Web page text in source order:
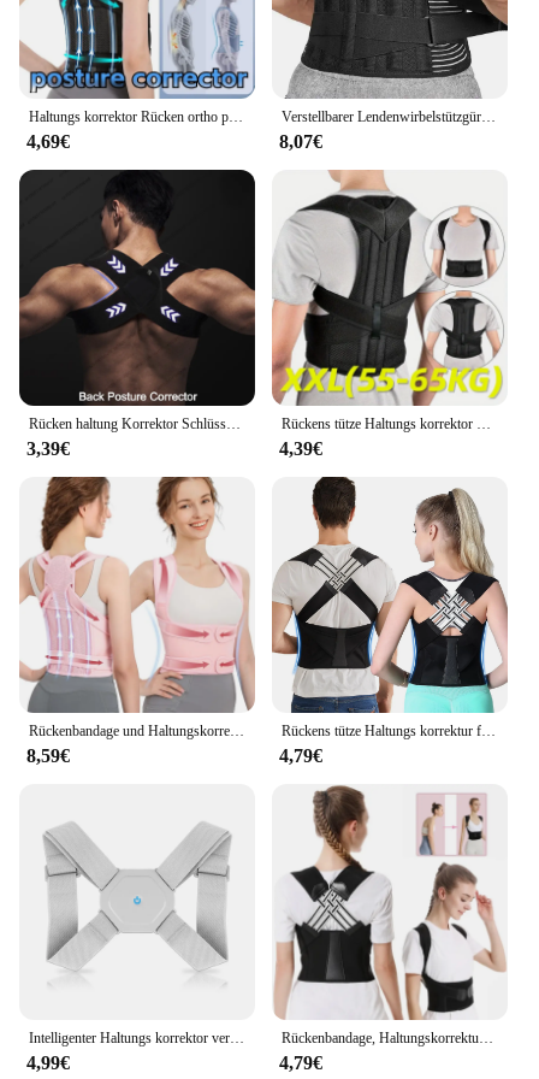
4,69€
Verstellbarer Lendenwirbelstützgürtel, doppelter Rückzug, Taille, orthopädisches Korsett, Wirbelsäulen-Dekompression, Linderung von Rückenschmerzen, Straffen Sie den Bauch
8,07€
3,39€ 4,39€
8,59€
Rückens tütze Haltungs korrektur für Frauen und Männer, Schulter glätter verstellbare volle Rückens tütze oben und unten
4,79€
4,99€ 4,79€